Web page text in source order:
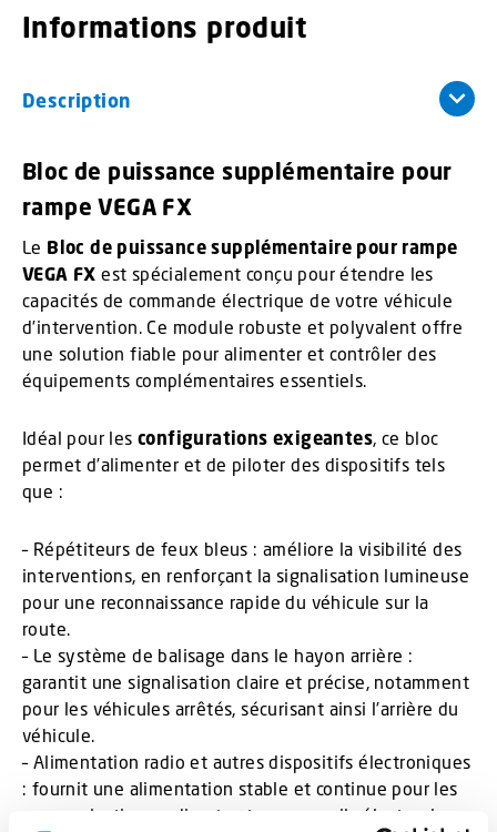
Informations produit
Description
Bloc de puissance supplémentaire pour
rampe VEGA FX
Le Bloc de puissance supplémentaire pour rampe
VEGA FX est spécialement conçu pour étendre les
capacités de commande électrique de votre véhicule
d’intervention. Ce module robuste et polyvalent offre
une solution fiable pour alimenter et contrôler des
équipements complémentaires essentiels.
Idéal pour les configurations exigeantes, ce bloc
permet d’alimenter et de piloter des dispositifs tels
que :
– Répétiteurs de feux bleus : améliore la visibilité des
interventions, en renforçant la signalisation lumineuse
pour une reconnaissance rapide du véhicule sur la
route.
– Le système de balisage dans le hayon arrière :
garantit une signalisation claire et précise, notamment
pour les véhicules arrêtés, sécurisant ainsi l’arrière du
véhicule.
– Alimentation radio et autres dispositifs électroniques
: fournit une alimentation stable et continue pour les
communications radio et autres appareils électroniques